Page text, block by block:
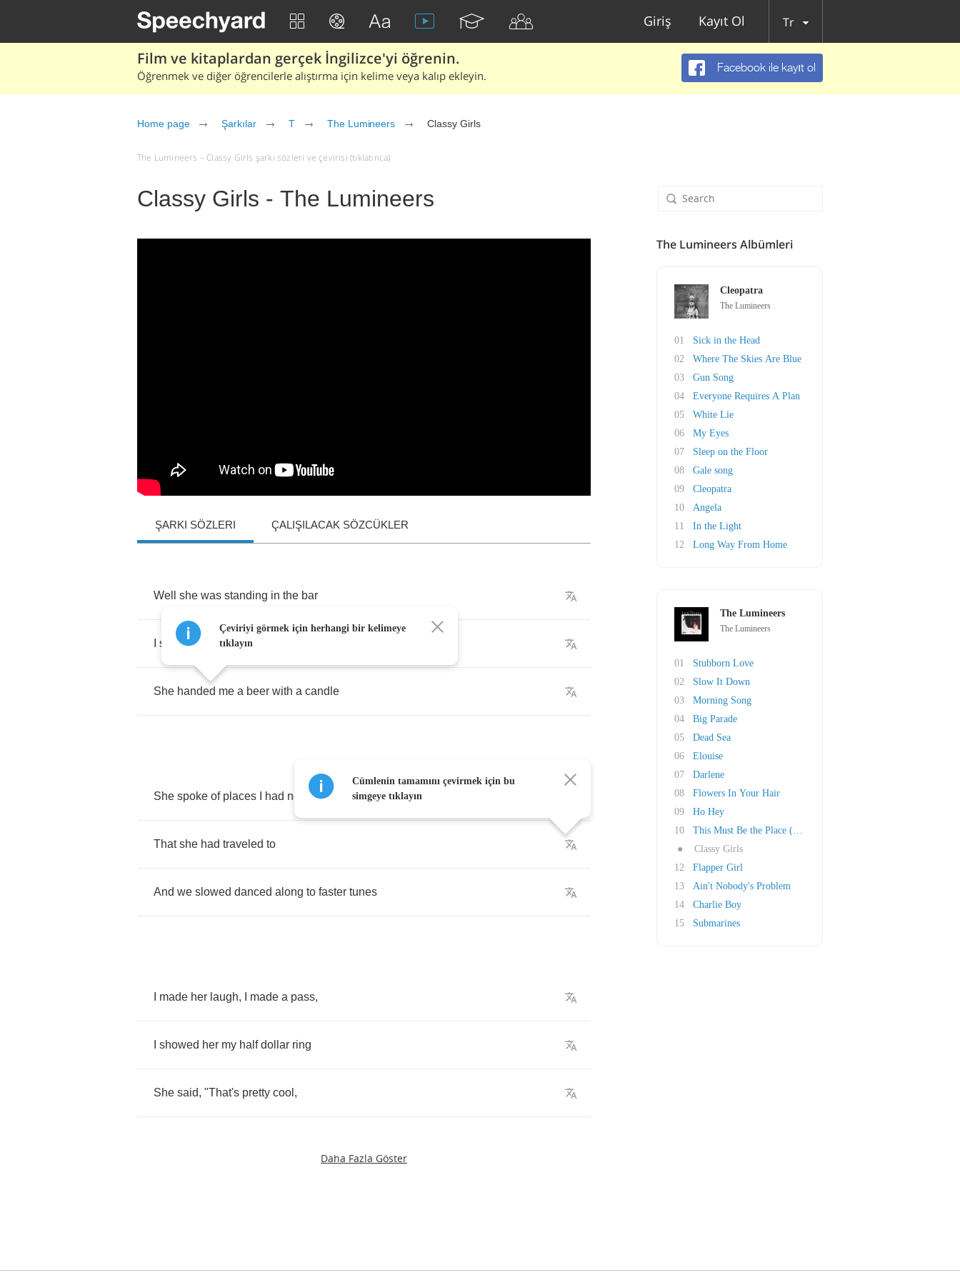
Giriş Kayıt Ol Tr
Film ve kitaplardan gerçek İngilizce'yi öğrenin.
Öğrenmek ve diğer öğrencilerle alıştırma için kelime veya kalıp ekleyin.
Facebook ile kayıt ol
Home page Şarkılar T The Lumineers Classy Girls
The Lumineers – Classy Girls şarkı sözleri ve çevirisi (tıklatınca)
Classy Girls - The Lumineers
ŞARKI SÖZLERI ÇALIŞILACAK SÖZCÜKLER
Well she was standing in the bar
said, "Hello ,how do
She handed me a beer with a candle
She spoke of places had never been
That she had traveled to
And we slowed danced along to faster tunes
made her laugh, made a pass,
showed her my half dollar ring
She said, "That's pretty cool ,
Daha Fazla Göster
Çeviriyi görmek için herhangi bir kelimeye
tıklayın
Cümlenin tamamını çevirmek için bu
simgeye tıklayın
The Lumineers Albümleri
Cleopatra
The Lumineers
01
Sick in the Head
02
Where The Skies Are Blue
03
Gun Song
04
Everyone Requires A Plan
05
White Lie
06
My Eyes
07
Sleep on the Floor
08
Gale song
09
Cleopatra
10
Angela
11
In the Light
12
Long Way From Home
The Lumineers
The Lumineers
01
Stubborn Love
02
Slow It Down
03
Morning Song
04
Big Parade
05
Dead Sea
06
Elouise
07
Darlene
08
Flowers In Your Hair
09
Ho Hey
10
This Must Be the Place (Naïve Melody)
●
Classy Girls
12
Flapper Girl
13
Ain't Nobody's Problem
14
Charlie Boy
15
Submarines